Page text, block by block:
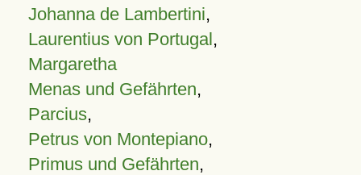
Johanna de Lambertini,
Laurentius von Portugal,
Margaretha
Menas und Gefährten,
Parcius,
Petrus von Montepiano,
Primus und Gefährten,